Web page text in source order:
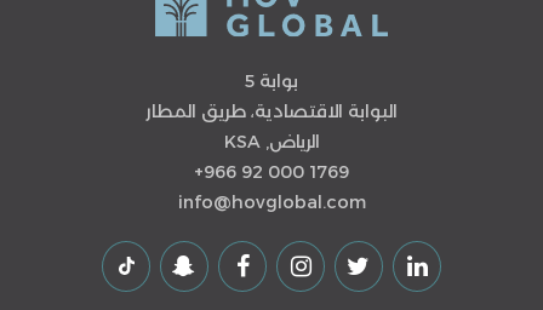
بوابة 5
البوابة الاقتصادية، طريق المطار
الرياض, KSA
+966 92 000 1769
info@hovglobal.com